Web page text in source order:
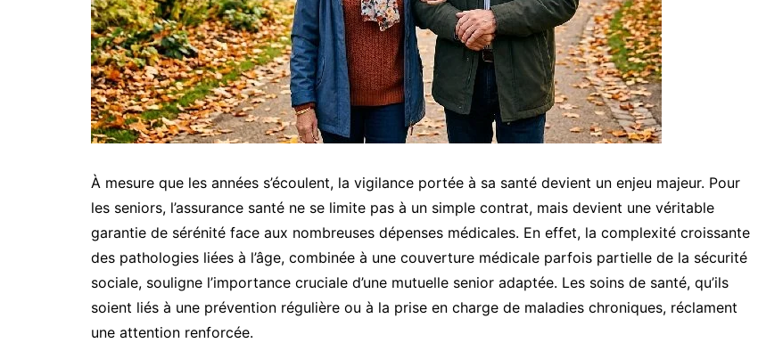
À mesure que les années s’écoulent, la vigilance portée à sa santé devient un enjeu majeur. Pour
les seniors, l’assurance santé ne se limite pas à un simple contrat, mais devient une véritable
garantie de sérénité face aux nombreuses dépenses médicales. En effet, la complexité croissante
des pathologies liées à l’âge, combinée à une couverture médicale parfois partielle de la sécurité
sociale, souligne l’importance cruciale d’une mutuelle senior adaptée. Les soins de santé, qu’ils
soient liés à une prévention régulière ou à la prise en charge de maladies chroniques, réclament
une attention renforcée.